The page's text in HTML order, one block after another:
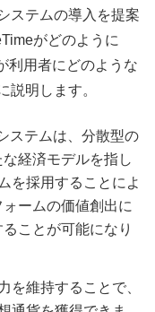
ステムの導入を提案
がどのように
利用者にどのような
説明します。
ステムは、分散型の
経済モデルを指し
を採用することによ
ームの価値創出に
ことが可能になり
を維持することで、